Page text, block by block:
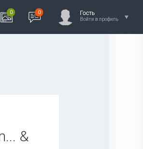
0 0 Гость
Войти в профиль
&